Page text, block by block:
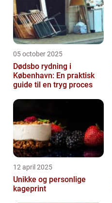
05 october 2025
Dødsbo rydning i
København: En praktisk
guide til en tryg proces
12 april 2025
Unikke og personlige
kageprint